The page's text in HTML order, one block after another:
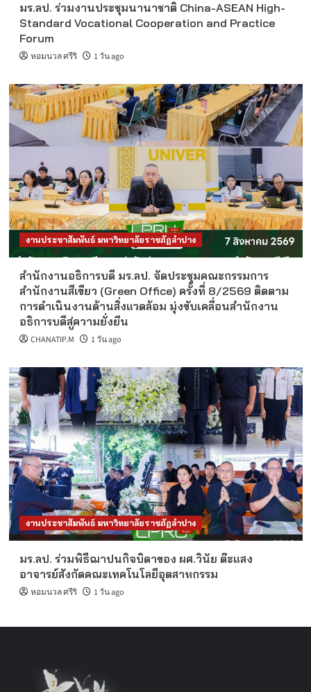
มร.ลป. ร่วมงานประชุมนานาชาติ China-ASEAN High-
Standard Vocational Cooperation and Practice
Forum
หอมนวล ศรีริ 1 วัน ago
งานประชาสัมพันธ์ มหาวิทยาลัยราชภัฏลำปาง
สำนักงานอธิการบดี มร.ลป. จัดประชุมคณะกรรมการ
สำนักงานสีเขียว (Green Office) ครั้งที่ 8/2569 ติดตาม
การดำเนินงานด้านสิ่งแวดล้อม มุ่งขับเคลื่อนสำนักงาน
อธิการบดีสู่ความยั่งยืน
CHANATIP.M 1 วัน ago
งานประชาสัมพันธ์ มหาวิทยาลัยราชภัฏลำปาง
มร.ลป. ร่วมพิธีฌาปนกิจบิดาของ ผศ.วินัย ต๊ะแสง
อาจารย์สังกัดคณะเทคโนโลยีอุตสาหกรรม
หอมนวล ศรีริ 1 วัน ago